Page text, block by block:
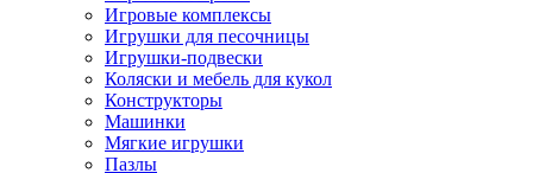
Игровые комплексы
Игрушки для песочницы
Игрушки-подвески
Коляски и мебель для кукол
Конструкторы
Машинки
Мягкие игрушки
Пазлы